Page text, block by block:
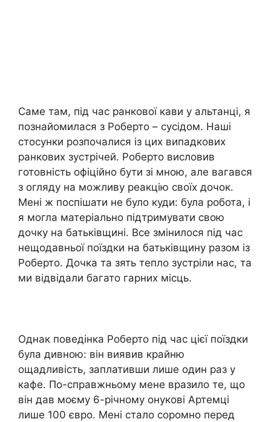
Саме там, під час ранкової кави у альтанці, я
познайомилася з Роберто – сусідом. Наші
стосунки розпочалися із цих випадкових
ранкових зустрічей. Роберто висловив
готовність офіційно бути зі мною, але вагався
з огляду на можливу реакцію своїх дочок.
Мені ж поспішати не було куди: була робота, і
я могла матеріально підтримувати свою
дочку на батьківщині. Все змінилося під час
нещодавньої поїздки на батьківщину разом із
Роберто. Дочка та зять тепло зустріли нас, та
ми відвідали багато гарних місць.
Однак поведінка Роберто під час цієї поїздки
була дивною: він виявив крайню
ощадливість, заплативши лише один раз у
кафе. По-справжньому мене вразило те, що
він дав моєму 6-річному онукові Артемці
лише 100 євро. Мені стало соромно перед